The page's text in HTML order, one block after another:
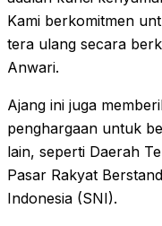
Kami berkomitmen
tera ulang secara
Anwari.
Ajang ini juga
penghargaan untuk
lain, seperti Daerah
Pasar Rakyat
Indonesia (SNI).